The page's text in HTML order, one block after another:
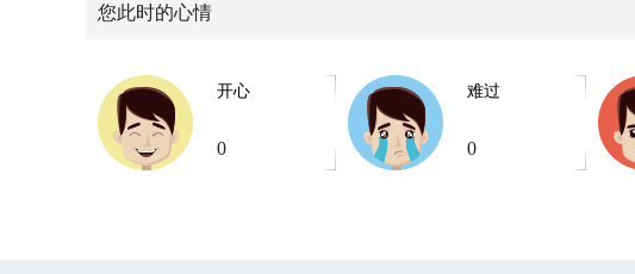
您此时的心情
开心
0
难过
0